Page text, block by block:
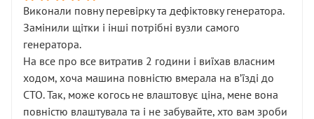
Виконали повну перевірку та дефіктовку генератора.
Замінили щітки і інші потрібні вузли самого
генератора.
На все про все витратив 2 години і виїхав власним
ходом, хоча машина повністю вмерала на вʼїзді до
СТО. Так, може когось не влаштовує ціна, мене вона
повністю влаштувала та і не забувайте, хто вам зроби